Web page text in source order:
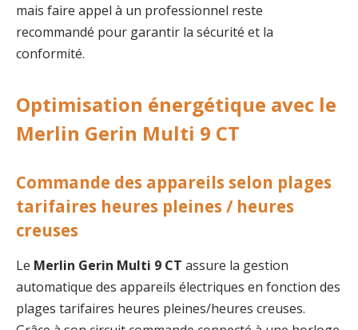
mais faire appel à un professionnel reste
recommandé pour garantir la sécurité et la
conformité.
Optimisation énergétique avec le
Merlin Gerin Multi 9 CT
Commande des appareils selon plages
tarifaires heures pleines / heures
creuses
Le Merlin Gerin Multi 9 CT assure la gestion
automatique des appareils électriques en fonction des
plages tarifaires heures pleines/heures creuses.